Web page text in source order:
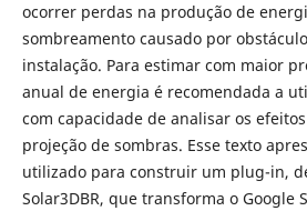
ocorrer perdas na produção de
sombreamento causado por
instalação. Para estimar com maior
anual de energia é recomendada a
com capacidade de analisar os
projeção de sombras. Esse texto
utilizado para construir um plug-in,
Solar3DBR, que transforma o Google